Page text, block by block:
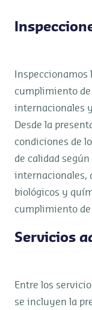
Inspeccionamos
cumplimiento de
internacionales
Desde la
condiciones de
de calidad
internacionales,
biológicos y
cumplimiento de
Servicios
Entre los
se incluyen la